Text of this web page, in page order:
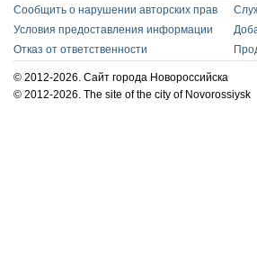
Сообщить о нарушении авторских прав
Условия предоставления информации
Отказ от ответственности
© 2012-2026. Сайт города Новороссийска
© 2012-2026. The site of the city of Novorossiysk